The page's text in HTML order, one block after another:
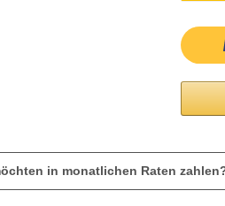
in monatlichen Raten